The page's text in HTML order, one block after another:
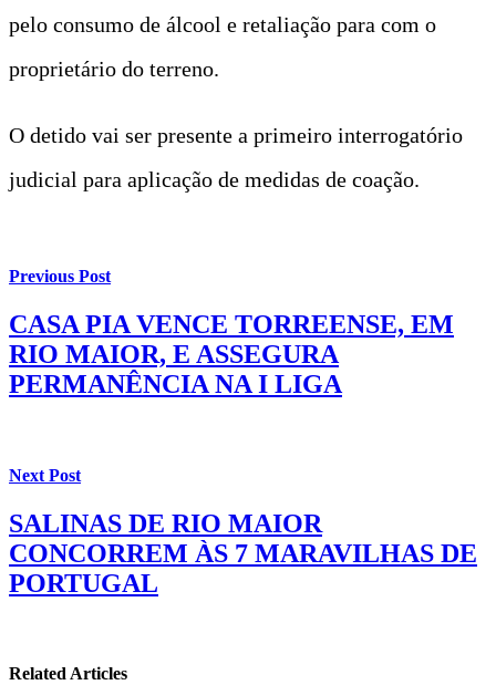
pelo consumo de álcool e retaliação para com o
proprietário do terreno.
O detido vai ser presente a primeiro interrogatório
judicial para aplicação de medidas de coação.
Previous Post
CASA PIA VENCE TORREENSE, EM
RIO MAIOR, E ASSEGURA
PERMANÊNCIA NA I LIGA
Next Post
SALINAS DE RIO MAIOR
CONCORREM ÀS 7 MARAVILHAS DE
PORTUGAL
Related Articles